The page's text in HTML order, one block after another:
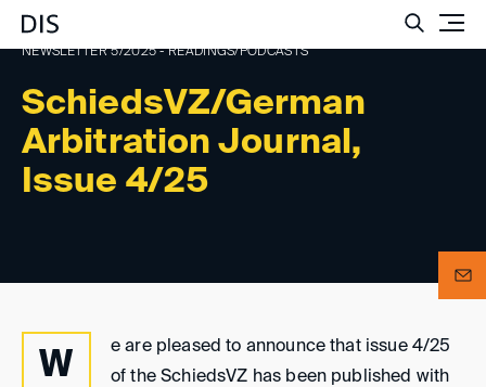
SchiedsVZ/German
Arbitration Journal,
Issue 4/25
NEWSLETTER 5/2025 - READINGS/PODCASTS
W
e are pleased to announce that issue 4/25
of the SchiedsVZ has been published with